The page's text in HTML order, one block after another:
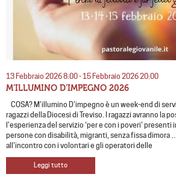
13 Febbraio 2026 8:00 - 15 Febbraio 2026 20:00
M’ILLUMINO D’IMPEGNO 2026
COSA? M’illumino D’impegno è un week-end di
ragazzi della Diocesi di Treviso. I ragazzi avranno la
l’esperienza del servizio ‘per e con i poveri’ presenti
persone con disabilità, migranti, senza fissa dimora
all’incontro con i volontari e gli operatori delle
Leggi tutto